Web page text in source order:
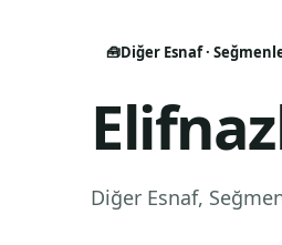
🧰Diğer Esnaf·
Diğer Esnaf,